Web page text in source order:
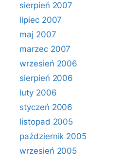
sierpień 2007
lipiec 2007
maj 2007
marzec 2007
wrzesień 2006
sierpień 2006
luty 2006
styczeń 2006
listopad 2005
październik 2005
wrzesień 2005